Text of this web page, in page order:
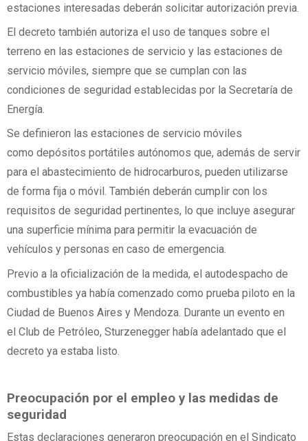
estaciones interesadas deberán solicitar autorización previa.
El decreto también autoriza el uso de tanques sobre el
terreno en las estaciones de servicio y las estaciones de
servicio móviles, siempre que se cumplan con las
condiciones de seguridad establecidas por la Secretaría de
Energía.
Se definieron las estaciones de servicio móviles
como depósitos portátiles autónomos que, además de servir
para el abastecimiento de hidrocarburos, pueden utilizarse
de forma fija o móvil. También deberán cumplir con los
requisitos de seguridad pertinentes, lo que incluye asegurar
una superficie mínima para permitir la evacuación de
vehículos y personas en caso de emergencia.
Previo a la oficialización de la medida, el autodespacho de
combustibles ya había comenzado como prueba piloto en la
Ciudad de Buenos Aires y Mendoza. Durante un evento en
el Club de Petróleo, Sturzenegger había adelantado que el
decreto ya estaba listo.
Preocupación por el empleo y las medidas de
seguridad
Estas declaraciones generaron preocupación en el Sindicato